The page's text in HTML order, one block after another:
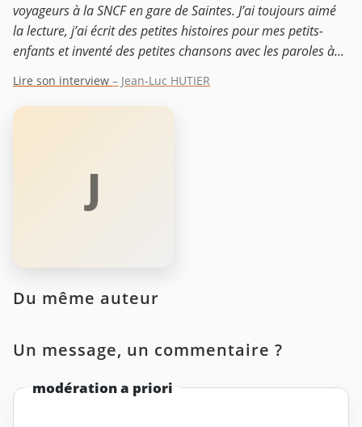
voyageurs à la SNCF en gare de Saintes. J’ai toujours aimé
la lecture, j’ai écrit des petites histoires pour mes petits-
enfants et inventé des petites chansons avec les paroles à...
Lire son interview – Jean-Luc HUTIER
J
Du même auteur
Un message, un commentaire ?
modération a priori